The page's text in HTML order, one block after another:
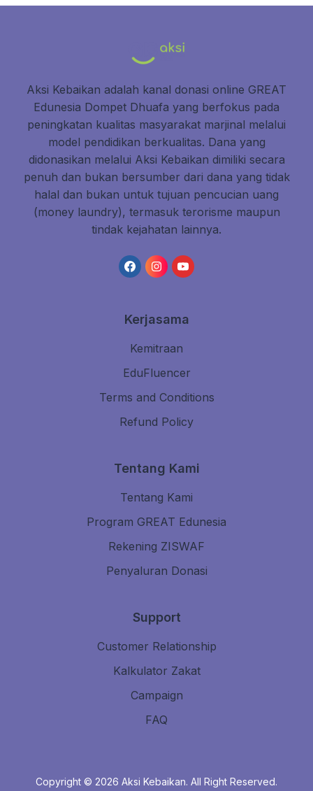
Aksi Kebaikan adalah kanal donasi online GREAT
Edunesia Dompet Dhuafa yang berfokus pada
peningkatan kualitas masyarakat marjinal melalui
model pendidikan berkualitas. Dana yang
didonasikan melalui Aksi Kebaikan dimiliki secara
penuh dan bukan bersumber dari dana yang tidak
halal dan bukan untuk tujuan pencucian uang
(money laundry), termasuk terorisme maupun
tindak kejahatan lainnya.
Kerjasama
Kemitraan
EduFluencer
Terms and Conditions
Refund Policy
Tentang Kami
Tentang Kami
Program GREAT Edunesia
Rekening ZISWAF
Penyaluran Donasi
Support
Customer Relationship
Kalkulator Zakat
Campaign
FAQ
Copyright © 2026 Aksi Kebaikan. All Right Reserved.